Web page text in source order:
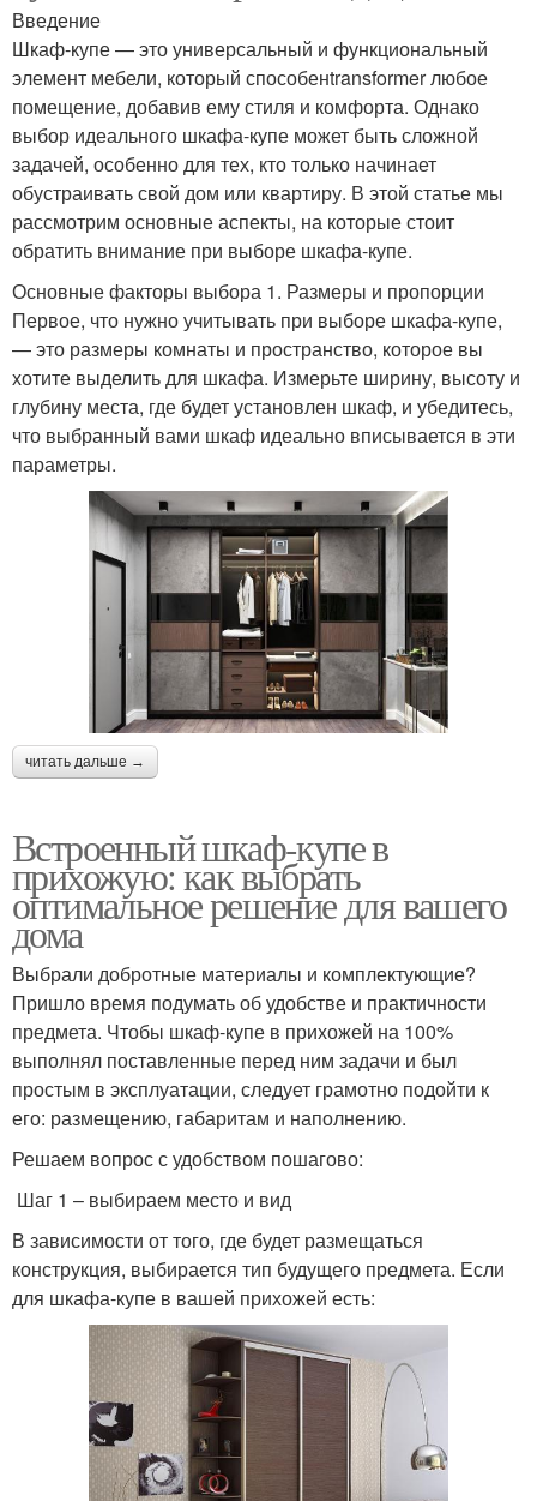
Введение
Шкаф-купе — это универсальный и функциональный
элемент мебели, который способенtransformer любое
помещение, добавив ему стиля и комфорта. Однако
выбор идеального шкафа-купе может быть сложной
задачей, особенно для тех, кто только начинает
обустраивать свой дом или квартиру. В этой статье мы
рассмотрим основные аспекты, на которые стоит
обратить внимание при выборе шкафа-купе.
Основные факторы выбора 1. Размеры и пропорции
Первое, что нужно учитывать при выборе шкафа-купе,
— это размеры комнаты и пространство, которое вы
хотите выделить для шкафа. Измерьте ширину, высоту и
глубину места, где будет установлен шкаф, и убедитесь,
что выбранный вами шкаф идеально вписывается в эти
параметры.
читать дальше →
Встроенный шкаф-купе в
прихожую: как выбрать
оптимальное решение для вашего
дома
Выбрали добротные материалы и комплектующие?
Пришло время подумать об удобстве и практичности
предмета. Чтобы шкаф-купе в прихожей на 100%
выполнял поставленные перед ним задачи и был
простым в эксплуатации, следует грамотно подойти к
его: размещению, габаритам и наполнению.
Решаем вопрос с удобством пошагово:
Шаг 1 – выбираем место и вид
В зависимости от того, где будет размещаться
конструкция, выбирается тип будущего предмета. Если
для шкафа-купе в вашей прихожей есть: